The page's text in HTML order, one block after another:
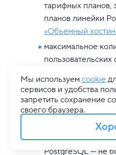
тарифных планов,
планов линейки
«Объемный
максимальное
MySQL — не
тарифных планов
«Объемный
максимальное
пользовательских
PostgreSQL — не
Мы используем cookie
сервисов и удобства
запретить сохранение
своего браузера.